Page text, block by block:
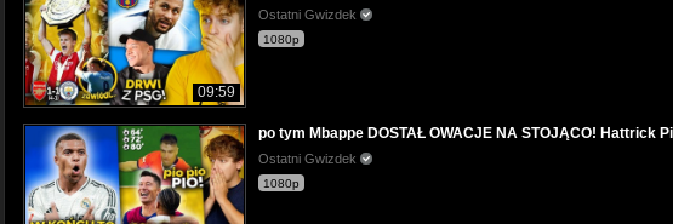
09:59
Ostatni Gwizdek
1080p
po tym Mbappe DOSTAŁ OWACJE NA STOJĄCO! Hattrick
Ostatni Gwizdek
1080p